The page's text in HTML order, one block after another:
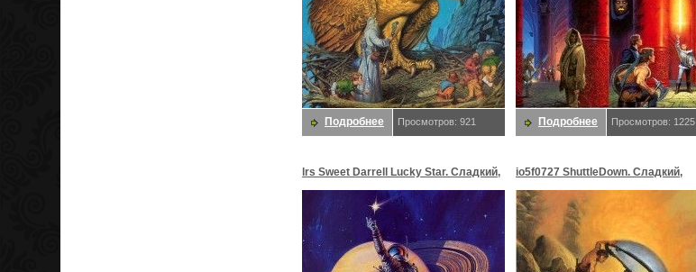
Подробнее Просмотров: 921 Подробнее Просмотров: 1225
lrs Sweet Darrell Lucky Star. Сладкий,
Даррелл K
io5f0727 ShuttleDown. Сладкий,
Даррелл K